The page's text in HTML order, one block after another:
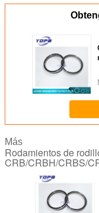
Más
Rodamientos de
CRB/CRBH/CRBS/